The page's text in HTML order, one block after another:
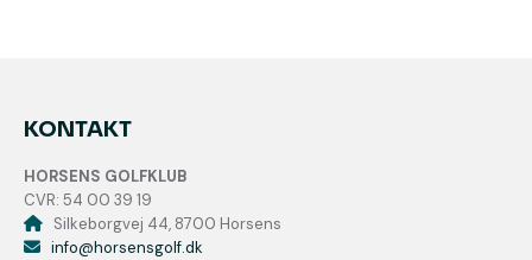
KONTAKT
HORSENS GOLFKLUB
CVR: 54 00 39 19
Silkeborgvej 44, 8700 Horsens
info@horsensgolf.dk